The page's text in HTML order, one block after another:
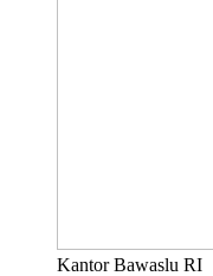
Kantor Bawaslu RI